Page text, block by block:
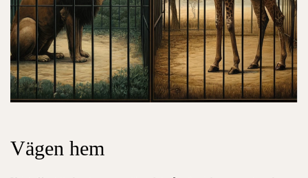
Vägen hem